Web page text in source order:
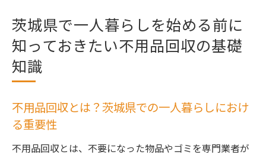
ついて
茨城県での不用品回収のスケジュールを立
てるポイント
自治体による不用品回収サービスの活用法
不用品回収で作る快適な一人暮らし空間茨城県
での実践法
茨城県で一人暮らしを始める前に
知っておきたい不用品回収の基礎
知識
不用品回収とは？茨城県での一人暮らしにおけ
る重要性
不用品回収とは、不要になった物品やゴミを専門業者が